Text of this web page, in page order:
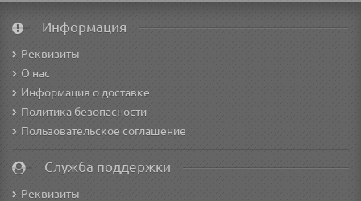
Информация
Реквизиты
О нас
Информация о доставке
Политика безопасности
Пользовательское соглашение
Служба поддержки
Реквизиты